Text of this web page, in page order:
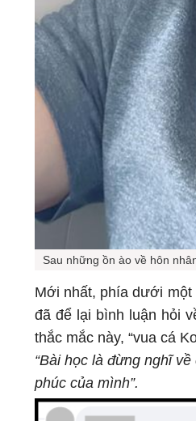
Sau những ồn ào về hôn
Mới nhất, phía dưới một
đã để lại bình luận hỏi
thắc mắc này, “vua cá
“Bài học là đừng nghĩ
phúc của mình”.